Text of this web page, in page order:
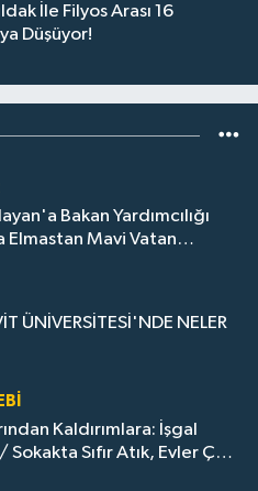
İle Filyos Arası 16
Düşüyor!
Bakan Yardımcılığı
Elmastan Mavi Vatan
ÜNİVERSİTESİ'NDE NELER
Kaldırımlara: İşgal
Sıfır Atık, Evler Çöp